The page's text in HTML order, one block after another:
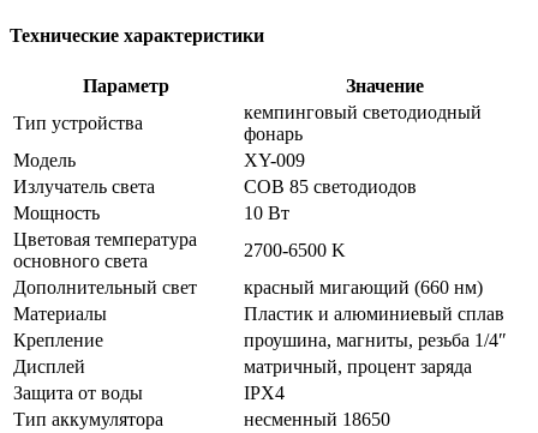
Технические характеристики
Параметр
Значение
Тип устройства
кемпинговый светодиодный
фонарь
Модель
XY-009
Излучатель света
COB 85 светодиодов
Мощность
10 Вт
Цветовая температура
основного света
2700-6500 K
Дополнительный свет
красный мигающий (660 нм)
Материалы
Пластик и алюминиевый сплав
Крепление
проушина, магниты, резьба 1/4″
Дисплей
матричный, процент заряда
Защита от воды
IPX4
Тип аккумулятора
несменный 18650